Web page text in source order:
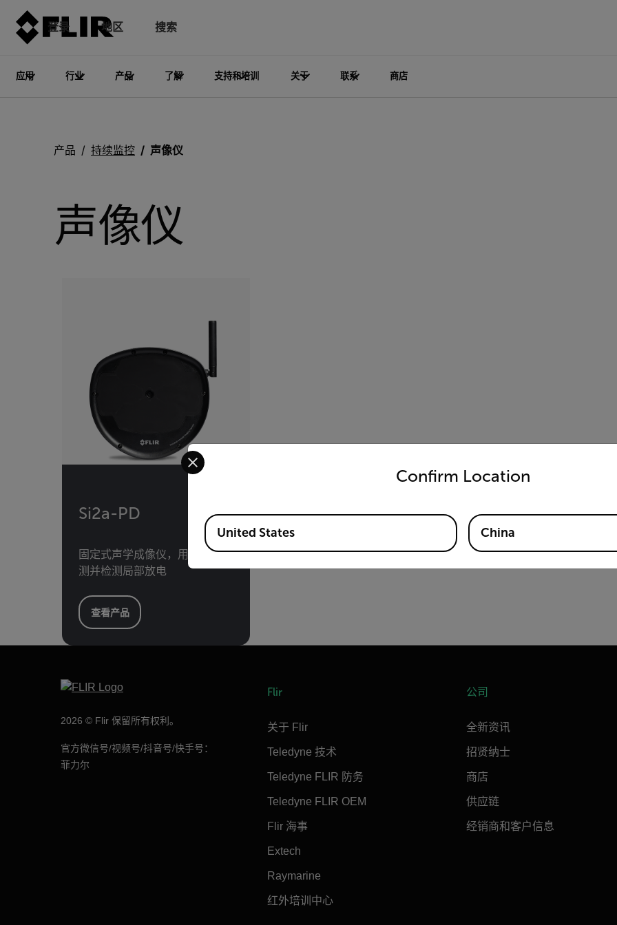
登录 地区 搜索
应用 行业 产品 了解 支持和培训 关于 联系 商店
产品 持续监控 声像仪
声像仪
Si2a-PD
固定式声学成像仪，用于持续监
测并检测局部放电
查看产品
2026 © Flir 保留所有权利。
官方微信号/视频号/抖音号/快手号：
菲力尔
Flir
关于 Flir
Teledyne 技术
Teledyne FLIR 防务
Teledyne FLIR OEM
Flir 海事
Extech
Raymarine
红外培训中心
公司
全新资讯
招贤纳士
商店
供应链
经销商和客户信息
Confirm Location
Select your preferred country and language from the options below to access the
Available Locations
United States China